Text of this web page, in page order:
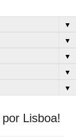
▼
▼
▼
▼
▼
Lisboa!